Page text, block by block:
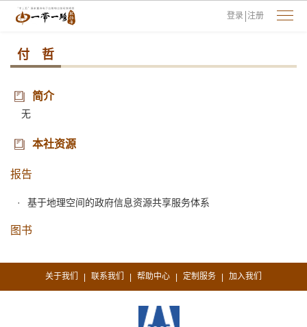
登录 注册
付 哲
简介
无
本社资源
报告
基于地理空间的政府信息资源共享服务体系
图书
关于我们 | 联系我们 | 帮助中心 | 定制服务 | 加入我们